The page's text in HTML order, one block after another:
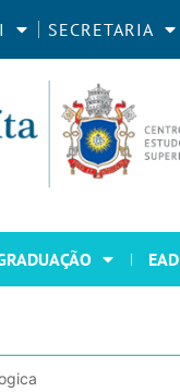
SECRETARIA
EAD